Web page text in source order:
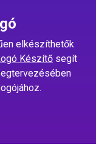
elkészíthetők
Készítő segít